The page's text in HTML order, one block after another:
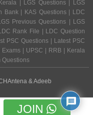
JOIN
| LGS Questions | LGS
Bank | KAS Questions | LDC
Previous Questions | LGS
Rank File | LDC Question
PSC Questions | Latest PSC
| UPSC | RRB | Kerala
Questions
& Adeeb